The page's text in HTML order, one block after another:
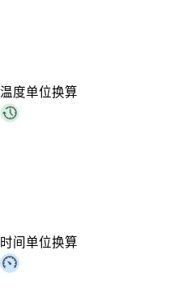
温度单位换算
时间单位换算